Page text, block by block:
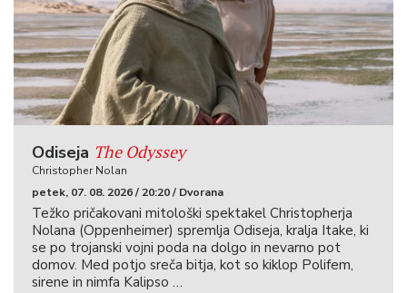
Odiseja The Odyssey
Christopher Nolan
petek, 07. 08. 2026 / 20:20 / Dvorana
Težko pričakovani mitološki spektakel Christopherja
Nolana (Oppenheimer) spremlja Odiseja, kralja Itake, ki
se po trojanski vojni poda na dolgo in nevarno pot
domov. Med potjo sreča bitja, kot so kiklop Polifem,
sirene in nimfa Kalipso …